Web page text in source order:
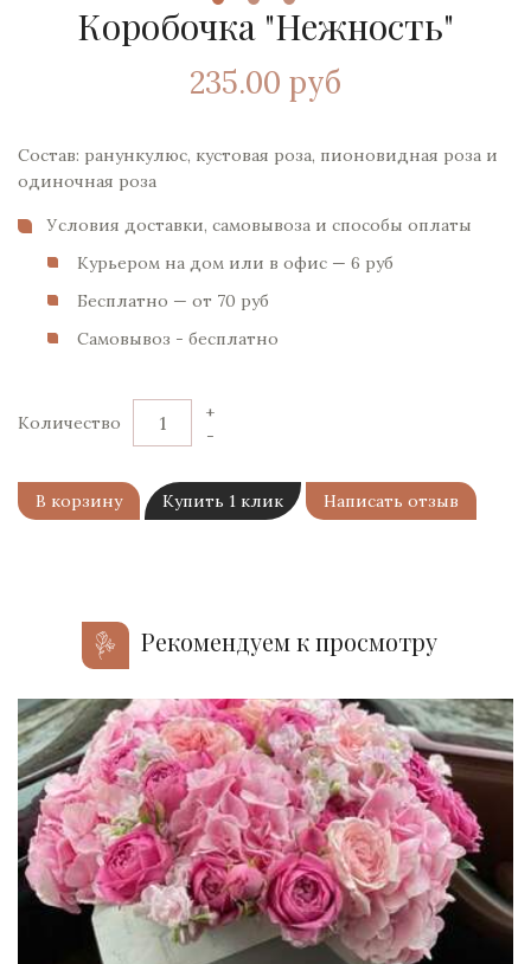
Коробочка "Нежность"
235.00 руб
Состав: ранункулюс, кустовая роза, пионовидная роза и
одиночная роза
Условия доставки, самовывоза и способы оплаты
Курьером на дом или в офис — 6 pуб
Бесплатно — от 70 pуб
Самовывоз - бесплатно
Количество
-
+
В корзину Купить 1 клик Написать отзыв
Рекомендуем к просмотру